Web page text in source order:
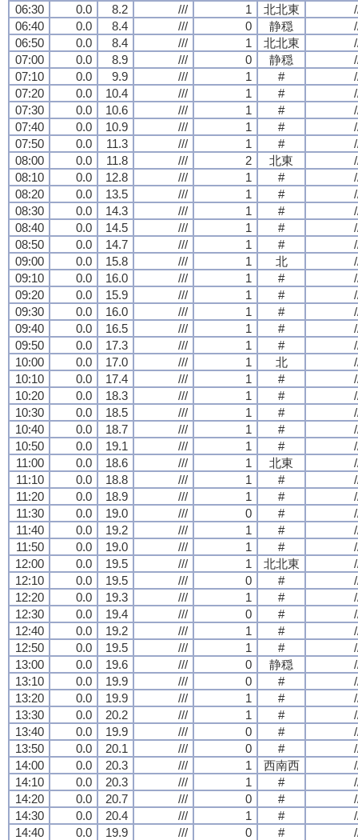
06:30
0.0 8.2 /// 1 北北東
06:40
0.0 8.4 /// 0 静穏
06:50
0.0 8.4 /// 1 北北東
07:00
0.0 8.9 /// 0 静穏
07:10
0.0 9.9 /// 1 #
07:20
0.0 10.4 /// 1 #
07:30
0.0 10.6 /// 1 #
07:40
0.0 10.9 /// 1 #
07:50
0.0 11.3 /// 1 #
08:00
0.0 11.8 /// 2 北東
08:10
0.0 12.8 /// 1 #
08:20
0.0 13.5 /// 1 #
08:30
0.0 14.3 /// 1 #
08:40
0.0 14.5 /// 1 #
08:50
0.0 14.7 /// 1 #
09:00
0.0 15.8 /// 1 北
09:10
0.0 16.0 /// 1 #
09:20
0.0 15.9 /// 1 #
09:30
0.0 16.0 /// 1 #
09:40
0.0 16.5 /// 1 #
09:50
0.0 17.3 /// 1 #
10:00
0.0 17.0 /// 1 北
10:10
0.0 17.4 /// 1 #
10:20
0.0 18.3 /// 1 #
10:30
0.0 18.5 /// 1 #
10:40
0.0 18.7 /// 1 #
10:50
0.0 19.1 /// 1 #
11:00
0.0 18.6 /// 1 北東
11:10
0.0 18.8 /// 1 #
11:20
0.0 18.9 /// 1 #
11:30
0.0 19.0 /// 0 #
11:40
0.0 19.2 /// 1 #
11:50
0.0 19.0 /// 1 #
12:00
0.0 19.5 /// 1 北北東
12:10
0.0 19.5 /// 0 #
12:20
0.0 19.3 /// 1 #
12:30
0.0 19.4 /// 0 #
12:40
0.0 19.2 /// 1 #
12:50
0.0 19.5 /// 1 #
13:00
0.0 19.6 /// 0 静穏
13:10
0.0 19.9 /// 0 #
13:20
0.0 19.9 /// 1 #
13:30
0.0 20.2 /// 1 #
13:40
0.0 19.9 /// 0 #
13:50
0.0 20.1 /// 0 #
14:00
0.0 20.3 /// 1 西南西
14:10
0.0 20.3 /// 1 #
14:20
0.0 20.7 /// 0 #
14:30
0.0 20.4 /// 1 #
14:40
0.0 19.9 /// 0 #